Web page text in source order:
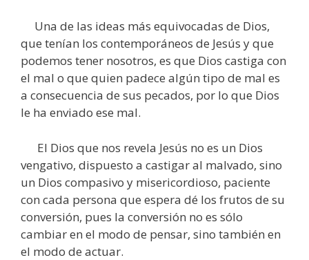
Una de las ideas más equivocadas de Dios,
que tenían los contemporáneos de Jesús y que
podemos tener nosotros, es que Dios castiga con
el mal o que quien padece algún tipo de mal es
a consecuencia de sus pecados, por lo que Dios
le ha enviado ese mal.
El Dios que nos revela Jesús no es un Dios
vengativo, dispuesto a castigar al malvado, sino
un Dios compasivo y misericordioso, paciente
con cada persona que espera dé los frutos de su
conversión, pues la conversión no es sólo
cambiar en el modo de pensar, sino también en
el modo de actuar.